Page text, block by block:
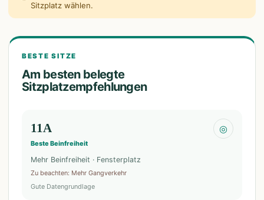
Sitzplatz wählen.
BESTE SITZE
Am besten belegte
Sitzplatzempfehlungen
11A
Beste Beinfreiheit
◎
Mehr Beinfreiheit · Fensterplatz
Zu beachten: Mehr Gangverkehr
Gute Datengrundlage